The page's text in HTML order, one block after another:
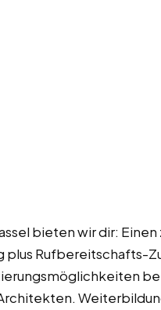
bieten wir dir:
plus Rufbereitschafts-